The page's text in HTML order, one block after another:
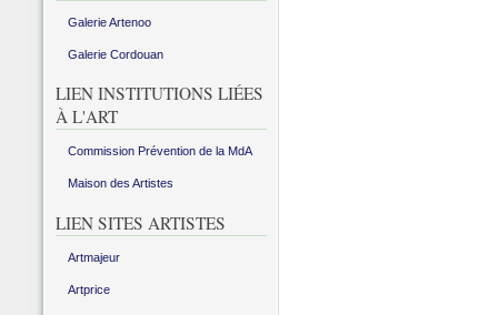
Galerie Artenoo
Galerie Cordouan
LIEN INSTITUTIONS LIÉES
À L'ART
Commission Prévention de la MdA
Maison des Artistes
LIEN SITES ARTISTES
Artmajeur
Artprice